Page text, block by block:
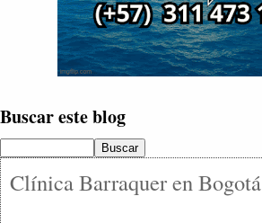
Buscar este blog
Clínica Barraquer en Bogotá